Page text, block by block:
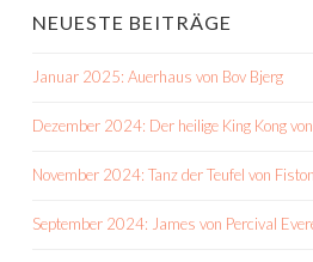
NEUESTE BEITRÄGE
Januar 2025: Auerhaus von Bov Bjerg
Dezember 2024: Der heilige King Kong
November 2024: Tanz der Teufel von
September 2024: James von Percival